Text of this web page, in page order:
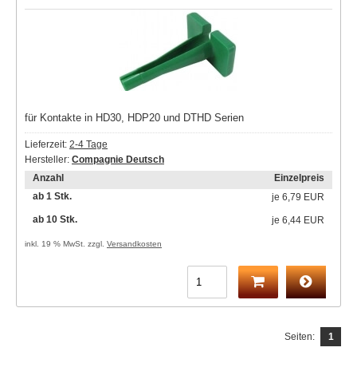
für Kontakte in HD30, HDP20 und DTHD Serien
Lieferzeit: 2-4 Tage
Hersteller: Compagnie Deutsch
Anzahl
Einzelpreis
ab 1 Stk.
je 6,79 EUR
ab 10 Stk.
je 6,44 EUR
inkl. 19 % MwSt. zzgl. Versandkosten
Seiten: 1